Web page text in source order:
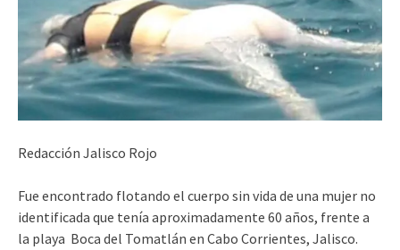
Redacción Jalisco Rojo
Fue encontrado flotando el cuerpo sin vida de una mujer no
identificada que tenía aproximadamente 60 años, frente a
la playa Boca del Tomatlán en Cabo Corrientes, Jalisco.